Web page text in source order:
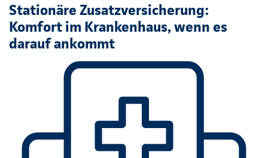
Stationäre Zusatzversicherung:
Komfort im Krankenhaus, wenn es
darauf ankommt